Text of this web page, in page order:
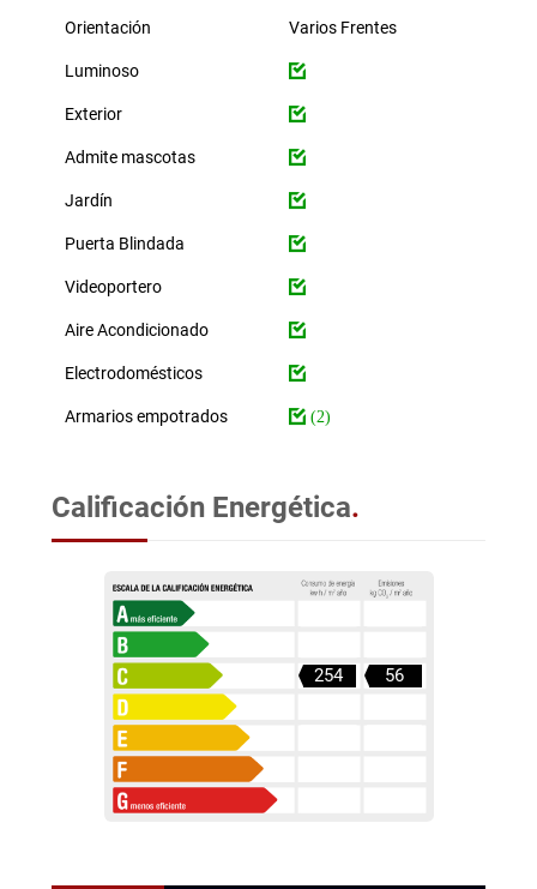
Orientación Varios Frentes
Luminoso
Exterior
Admite mascotas
Jardín
Puerta Blindada
Videoportero
Aire Acondicionado
Electrodomésticos
Armarios empotrados (2)
Calificación Energética.
254 56